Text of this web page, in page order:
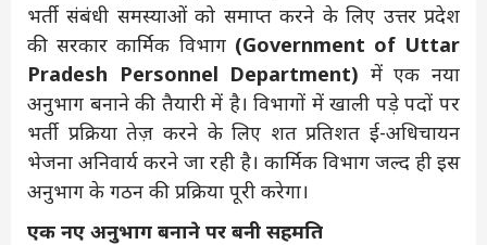
भर्ती संबंधी समस्याओं को समाप्त करने के लिए उत्तर प्रदेश
की सरकार कार्मिक विभाग (Government of Uttar
Pradesh Personnel Department) में एक नया
अनुभाग बनाने की तैयारी में है। विभागों में खाली पड़े पदों पर
भर्ती प्रक्रिया तेज़ करने के लिए शत प्रतिशत ई-अधिचायन
भेजना अनिवार्य करने जा रही है। कार्मिक विभाग जल्द ही इस
अनुभाग के गठन की प्रक्रिया पूरी करेगा।
एक नए अनुभाग बनाने पर बनी सहमति